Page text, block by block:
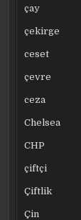
çay
çekirge
ceset
çevre
ceza
Chelsea
CHP
çiftçi
Çiftlik
Çin